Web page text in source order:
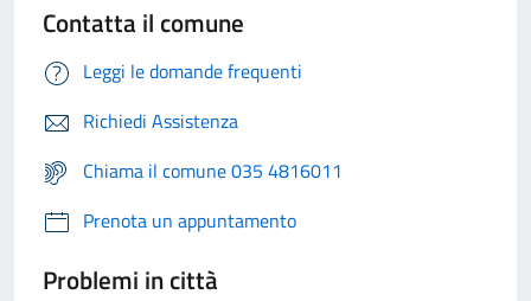
Contatta il comune
Leggi le domande frequenti
Richiedi Assistenza
Chiama il comune 035 4816011
Prenota un appuntamento
Problemi in città